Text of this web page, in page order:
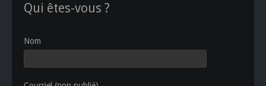
Qui êtes-vous ?
Nom